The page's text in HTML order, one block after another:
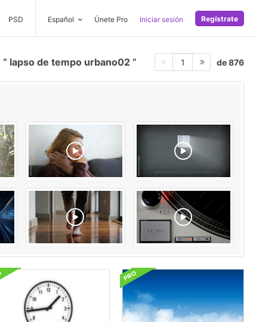
PSD Español Únete Pro Iniciar sesión Regístrate
lapso de tempo urbano02 1 de 876